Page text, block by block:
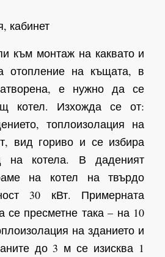
кабинет
към монтаж на каквато и
отопление на къщата, в
е нужно да се
котел. Изхожда се от:
топлоизолация на
вид гориво и се избира
котела. В даденият
на котел на твърдо
30 кВт. Примерната
пресметне така – на 10
на зданието и
до 3 м се изисква 1